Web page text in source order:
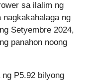
sa ilalim ng
nagkakahalaga ng
Setyembre 2024,
panahon noong
P5.92 bilyong